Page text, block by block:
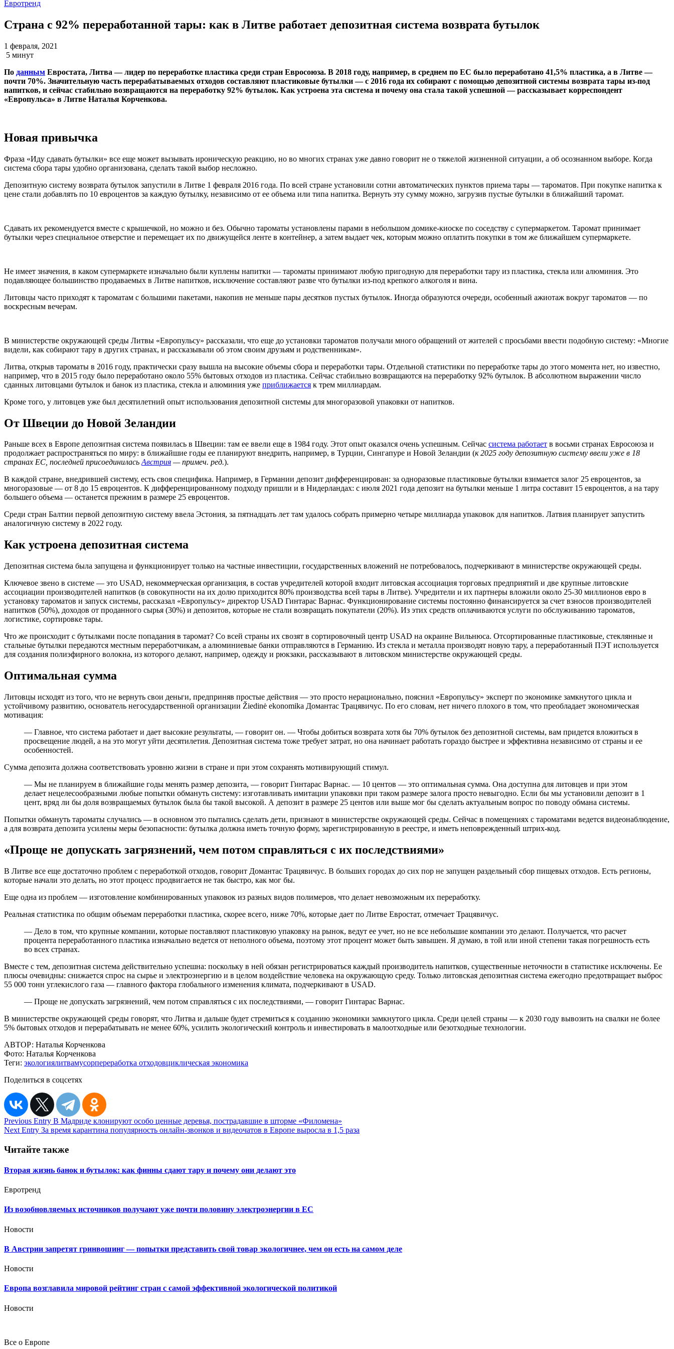
Евротренд
Страна с 92% переработанной тары: как в Литве работает депозитная система возврата бутылок
1 февраля, 2021
5 минут
По данным Евростата, Литва — лидер по переработке пластика среди стран Евросоюза. В 2018 году, например, в среднем по ЕС было переработано 41,5% пластика, а в Литве —
почти 70%. Значительную часть перерабатываемых отходов составляют пластиковые бутылки — с 2016 года их собирают с помощью депозитной системы возврата тары из-под
напитков, и сейчас стабильно возвращаются на переработку 92% бутылок. Как устроена эта система и почему она стала такой успешной — рассказывает корреспондент
«Европульса» в Литве Наталья Корченкова.
Новая привычка
Фраза «Иду сдавать бутылки» все еще может вызывать ироническую реакцию, но во многих странах уже давно говорит не о тяжелой жизненной ситуации, а об осознанном выборе. Когда
система сбора тары удобно организована, сделать такой выбор несложно.
Депозитную систему возврата бутылок запустили в Литве 1 февраля 2016 года. По всей стране установили сотни автоматических пунктов приема тары — тароматов. При покупке напитка к
цене стали добавлять по 10 евроцентов за каждую бутылку, независимо от ее объема или типа напитка. Вернуть эту сумму можно, загрузив пустые бутылки в ближайший таромат.
Сдавать их рекомендуется вместе с крышечкой, но можно и без. Обычно тароматы установлены парами в небольшом домике-киоске по соседству с супермаркетом. Таромат принимает
бутылки через специальное отверстие и перемещает их по движущейся ленте в контейнер, а затем выдает чек, которым можно оплатить покупки в том же ближайшем супермаркете.
Не имеет значения, в каком супермаркете изначально были куплены напитки — тароматы принимают любую пригодную для переработки тару из пластика, стекла или алюминия. Это
подавляющее большинство продаваемых в Литве напитков, исключение составляют разве что бутылки из-под крепкого алкоголя и вина.
Литовцы часто приходят к тароматам с большими пакетами, накопив не меньше пары десятков пустых бутылок. Иногда образуются очереди, особенный ажиотаж вокруг тароматов — по
воскресным вечерам.
В министерстве окружающей среды Литвы «Европульсу» рассказали, что еще до установки тароматов получали много обращений от жителей с просьбами ввести подобную систему: «Многие
видели, как собирают тару в других странах, и рассказывали об этом своим друзьям и родственникам».
Литва, открыв тароматы в 2016 году, практически сразу вышла на высокие объемы сбора и переработки тары. Отдельной статистики по переработке тары до этого момента нет, но известно,
например, что в 2015 году было переработано около 55% бытовых отходов из пластика. Сейчас стабильно возвращаются на переработку 92% бутылок. В абсолютном выражении число
сданных литовцами бутылок и банок из пластика, стекла и алюминия уже приближается к трем миллиардам.
Кроме того, у литовцев уже был десятилетний опыт использования депозитной системы для многоразовой упаковки от напитков.
От Швеции до Новой Зеландии
Раньше всех в Европе депозитная система появилась в Швеции: там ее ввели еще в 1984 году. Этот опыт оказался очень успешным. Сейчас система работает в восьми странах Евросоюза и
продолжает распространяться по миру: в ближайшие годы ее планируют внедрить, например, в Турции, Сингапуре и Новой Зеландии (к 2025 году депозитную систему ввели уже в 18
странах ЕС, последней присоединиласьАвстрия — примеч. ред.).
В каждой стране, внедрившей систему, есть своя специфика. Например, в Германии депозит дифференцирован: за одноразовые пластиковые бутылки взимается залог 25 евроцентов, за
многоразовые — от 8 до 15 евроцентов. К дифференцированному подходу пришли и в Нидерландах: с июля 2021 года депозит на бутылки меньше 1 литра составит 15 евроцентов, а на тару
большего объема — останется прежним в размере 25 евроцентов.
Среди стран Балтии первой депозитную систему ввела Эстония, за пятнадцать лет там удалось собрать примерно четыре миллиарда упаковок для напитков. Латвия планирует запустить
аналогичную систему в 2022 году.
Как устроена депозитная система
Депозитная система была запущена и функционирует только на частные инвестиции, государственных вложений не потребовалось, подчеркивают в министерстве окружающей среды.
Ключевое звено в системе — это USAD, некоммерческая организация, в состав учредителей которой входит литовская ассоциация торговых предприятий и две крупные литовские
ассоциации производителей напитков (в совокупности на их долю приходится 80% производства всей тары в Литве). Учредители и их партнеры вложили около 25-30 миллионов евро в
установку тароматов и запуск системы, рассказал «Европульсу» директор USAD Гинтарас Варнас. Функционирование системы постоянно финансируется за счет взносов производителей
напитков (50%), доходов от проданного сырья (30%) и депозитов, которые не стали возвращать покупатели (20%). Из этих средств оплачиваются услуги по обслуживанию тароматов,
логистике, сортировке тары.
Что же происходит с бутылками после попадания в таромат? Со всей страны их свозят в сортировочный центр USAD на окраине Вильнюса. Отсортированные пластиковые, стеклянные и
стальные бутылки передаются местным переработчикам, а алюминиевые банки отправляются в Германию. Из стекла и металла производят новую тару, а переработанный ПЭТ используется
для создания полиэфирного волокна, из которого делают, например, одежду и рюкзаки, рассказывают в литовском министерстве окружающей среды.
Оптимальная сумма
Литовцы исходят из того, что не вернуть свои деньги, предприняв простые действия — это просто нерационально, пояснил «Европульсу» эксперт по экономике замкнутого цикла и
устойчивому развитию, основатель негосударственной организации Žiedinė ekonomika Домантас Трацявичус. По его словам, нет ничего плохого в том, что преобладает экономическая
мотивация:
— Главное, что система работает и дает высокие результаты, — говорит он. — Чтобы добиться возврата хотя бы 70% бутылок без депозитной системы, вам придется вложиться в
просвещение людей, а на это могут уйти десятилетия. Депозитная система тоже требует затрат, но она начинает работать гораздо быстрее и эффективна независимо от страны и ее
особенностей.
Сумма депозита должна соответствовать уровню жизни в стране и при этом сохранять мотивирующий стимул.
— Мы не планируем в ближайшие годы менять размер депозита, — говорит Гинтарас Варнас. — 10 центов — это оптимальная сумма. Она доступна для литовцев и при этом
делает нецелесообразными любые попытки обмануть систему: изготавливать имитации упаковки при таком размере залога просто невыгодно. Если бы мы установили депозит в 1
цент, вряд ли бы доля возвращаемых бутылок была бы такой высокой. А депозит в размере 25 центов или выше мог бы сделать актуальным вопрос по поводу обмана системы.
Попытки обмануть тароматы случались — в основном это пытались сделать дети, признают в министерстве окружающей среды. Сейчас в помещениях с тароматами ведется видеонаблюдение,
а для возврата депозита усилены меры безопасности: бутылка должна иметь точную форму, зарегистрированную в реестре, и иметь неповрежденный штрих-код.
«Проще не допускать загрязнений, чем потом справляться с их последствиями»
В Литве все еще достаточно проблем с переработкой отходов, говорит Домантас Трацявичус. В больших городах до сих пор не запущен раздельный сбор пищевых отходов. Есть регионы,
которые начали это делать, но этот процесс продвигается не так быстро, как мог бы.
Еще одна из проблем — изготовление комбинированных упаковок из разных видов полимеров, что делает невозможным их переработку.
Реальная статистика по общим объемам переработки пластика, скорее всего, ниже 70%, которые дает по Литве Евростат, отмечает Трацявичус.
— Дело в том, что крупные компании, которые поставляют пластиковую упаковку на рынок, ведут ее учет, но не все небольшие компании это делают. Получается, что расчет
процента переработанного пластика изначально ведется от неполного объема, поэтому этот процент может быть завышен. Я думаю, в той или иной степени такая погрешность есть
во всех странах.
Вместе с тем, депозитная система действительно успешна: поскольку в ней обязан регистрироваться каждый производитель напитков, существенные неточности в статистике исключены. Ее
плюсы очевидны: снижается спрос на сырье и электроэнергию и в целом воздействие человека на окружающую среду. Только литовская депозитная система ежегодно предотвращает выброс
55 000 тонн углекислого газа — главного фактора глобального изменения климата, подчеркивают в USAD.
— Проще не допускать загрязнений, чем потом справляться с их последствиями, — говорит Гинтарас Варнас.
В министерстве окружающей среды говорят, что Литва и дальше будет стремиться к созданию экономики замкнутого цикла. Среди целей страны — к 2030 году вывозить на свалки не более
5% бытовых отходов и перерабатывать не менее 60%, усилить экологический контроль и инвестировать в малоотходные или безотходные технологии.
АВТОР: Наталья Корченкова
Фото: Наталья Корченкова
Теги: экологиялитвамусорпереработка отходовциклическая экономика
Поделиться в соцсетях
Навигация
по
записям
Previous Entry В Мадриде клонируют особо ценные деревья, пострадавшие в шторме «Филомена»
Next Entry За время карантина популярность онлайн-звонков и видеочатов в Европе выросла в 1,5 раза
Читайте также
Вторая жизнь банок и бутылок: как финны сдают тару и почему они делают это
Евротренд
Из возобновляемых источников получают уже почти половину электроэнергии в ЕС
Новости
В Австрии запретят гринвошинг — попытки представить свой товар экологичнее, чем он есть на самом деле
Новости
Европа возглавила мировой рейтинг стран с самой эффективной экологической политикой
Новости
Все о Европе